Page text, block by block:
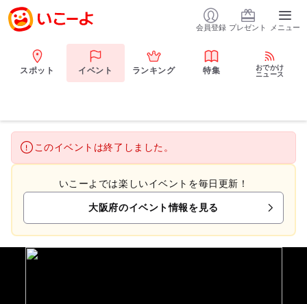
会員登録 プレゼント メニュー
スポット イベント ランキング 特集
おでかけ
ニュース
このイベントは終了しました。
いこーよでは楽しいイベントを毎日更新！
大阪府のイベント情報を見る